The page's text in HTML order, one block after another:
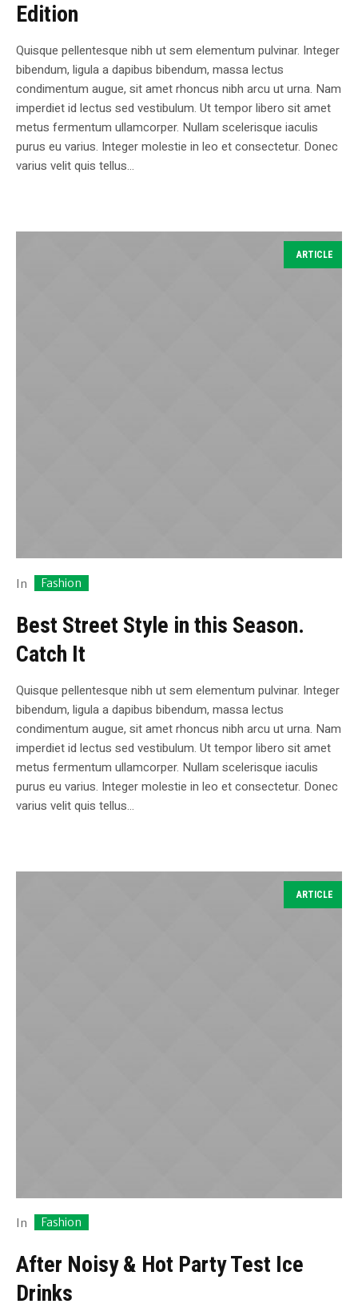
Edition
Quisque pellentesque nibh ut sem elementum pulvinar. Integer
bibendum, ligula a dapibus bibendum, massa lectus
condimentum augue, sit amet rhoncus nibh arcu ut urna. Nam
imperdiet id lectus sed vestibulum. Ut tempor libero sit amet
metus fermentum ullamcorper. Nullam scelerisque iaculis
purus eu varius. Integer molestie in leo et consectetur. Donec
varius velit quis tellus...
ARTICLE
In Fashion
Best Street Style in this Season.
Catch It
Quisque pellentesque nibh ut sem elementum pulvinar. Integer
bibendum, ligula a dapibus bibendum, massa lectus
condimentum augue, sit amet rhoncus nibh arcu ut urna. Nam
imperdiet id lectus sed vestibulum. Ut tempor libero sit amet
metus fermentum ullamcorper. Nullam scelerisque iaculis
purus eu varius. Integer molestie in leo et consectetur. Donec
varius velit quis tellus...
ARTICLE
In Fashion
After Noisy & Hot Party Test Ice
Drinks